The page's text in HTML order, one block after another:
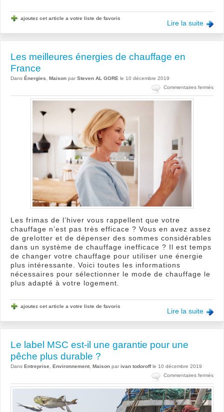
Lire la suite
ajoutez cet article a votre liste de favoris
Les meilleures énergies de chauffage en
France
Dans Énergies, Maison par Steven AL GORE le 10 décembre 2019
Commentaires ferméssur
Les
Les frimas de l’hiver vous rappellent que votre
chauffage n’est pas très efficace ? Vous en avez assez
de grelotter et de dépenser des sommes considérables
dans un système de chauffage inefficace ? Il est temps
de changer votre chauffage pour utiliser une énergie
plus intéressante. Voici toutes les informations
nécessaires pour sélectionner le mode de chauffage le
plus adapté à votre logement.
Lire la suite
ajoutez cet article a votre liste de favoris
Le label MSC est-il une garantie pour une
pêche plus durable ?
Dans Entreprise Environnement Maison par ivan todoroffle 10 décembre 2019
Commentaires ferméssur
Le